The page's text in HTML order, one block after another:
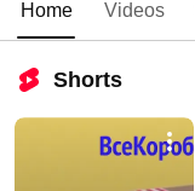
Home Videos
Shorts